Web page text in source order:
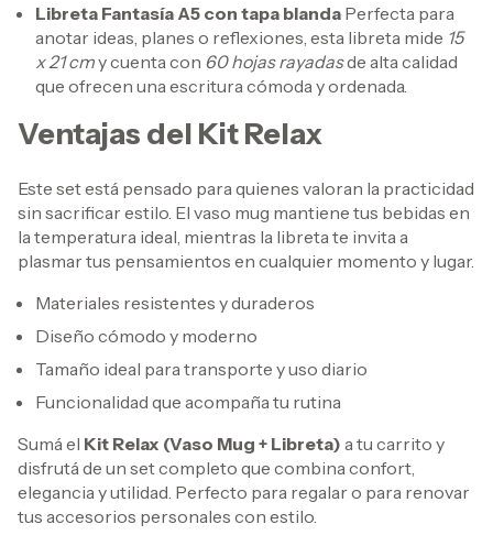
Libreta Fantasía A5 con tapa blanda Perfecta para
anotar ideas, planes o reflexiones, esta libreta mide 15
x 21 cmy cuenta con 60 hojas rayadasde alta calidad
que ofrecen una escritura cómoda y ordenada.
Ventajas del Kit Relax
Este set está pensado para quienes valoran la practicidad
sin sacrificar estilo. El vaso mug mantiene tus bebidas en
la temperatura ideal, mientras la libreta te invita a
plasmar tus pensamientos en cualquier momento y lugar.
Materiales resistentes y duraderos
Diseño cómodo y moderno
Tamaño ideal para transporte y uso diario
Funcionalidad que acompaña tu rutina
Sumá el Kit Relax (Vaso Mug + Libreta) a tu carrito y
disfrutá de un set completo que combina confort,
elegancia y utilidad. Perfecto para regalar o para renovar
tus accesorios personales con estilo.